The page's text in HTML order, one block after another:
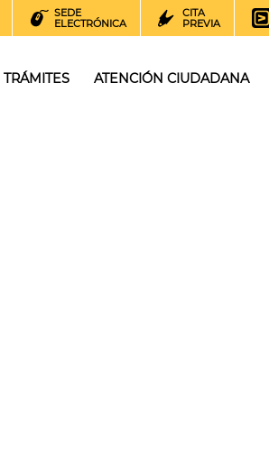
SEDE
ELECTRÓNICA
CITA
PREVIA
TRÁMITES ATENCIÓN CIUDADANA